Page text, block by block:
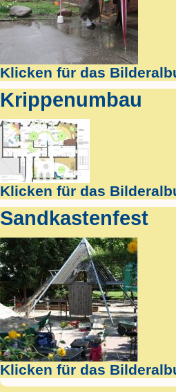
Klicken für das
Krippenumbau
Klicken für das
Sandkastenfest
Klicken für das